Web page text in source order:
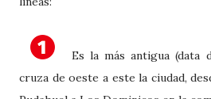
Es la más antigua (data
cruza de oeste a este la ciudad,